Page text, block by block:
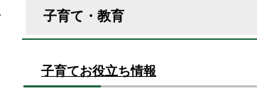
子育て・教育
子育てお役立ち情報